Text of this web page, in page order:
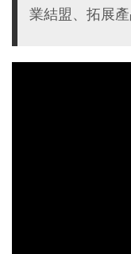
業結盟、拓展產